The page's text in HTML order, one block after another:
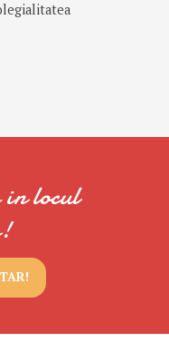
in locul